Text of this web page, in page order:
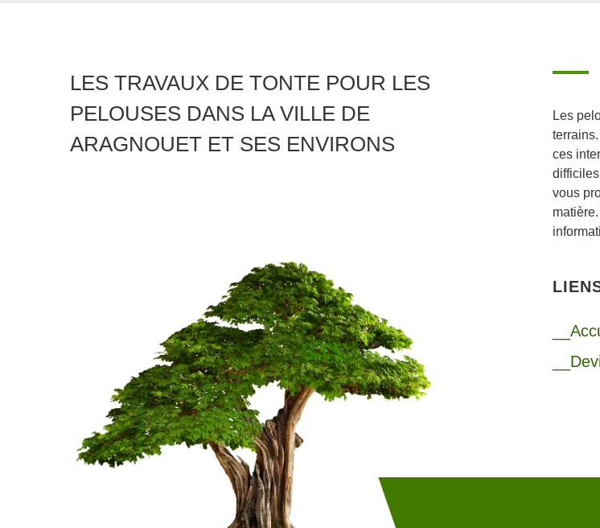
LES TRAVAUX DE TONTE POUR LES
PELOUSES DANS LA VILLE DE
ARAGNOUET ET SES ENVIRONS
Les
ces
vous